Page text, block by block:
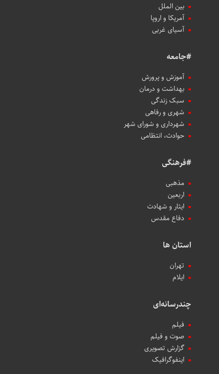
بین الملل
آمریکا و اروپا
آسیای غربی
#جامعه
آموزش و پرورش
بهداشت و درمان
سبک زندگی
شهری و رفاهی
شهرداری و شورای شهر
حوادث، انتظامی
#فرهنگی
مذهبی
اربعین
ایثار و شهادت
دفاع مقدس
استان ها
تهران
ایلام
چندرسانه‌ای
فیلم
صوت و فیلم
گزارش تصویری
اینفوگرافیک